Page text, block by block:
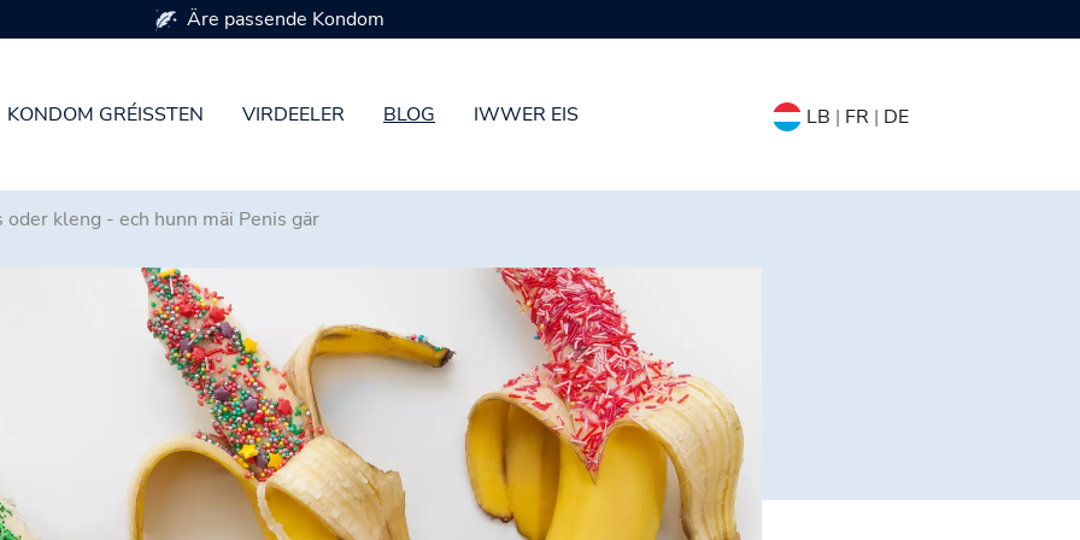
KONDOM GRÉISSTEN VIRDEELER BLOG IWWER EIS LB | FR | DE
Verfügbar a 7 Kondomgréissten
oder kleng - ech hunn mäi Penis gär